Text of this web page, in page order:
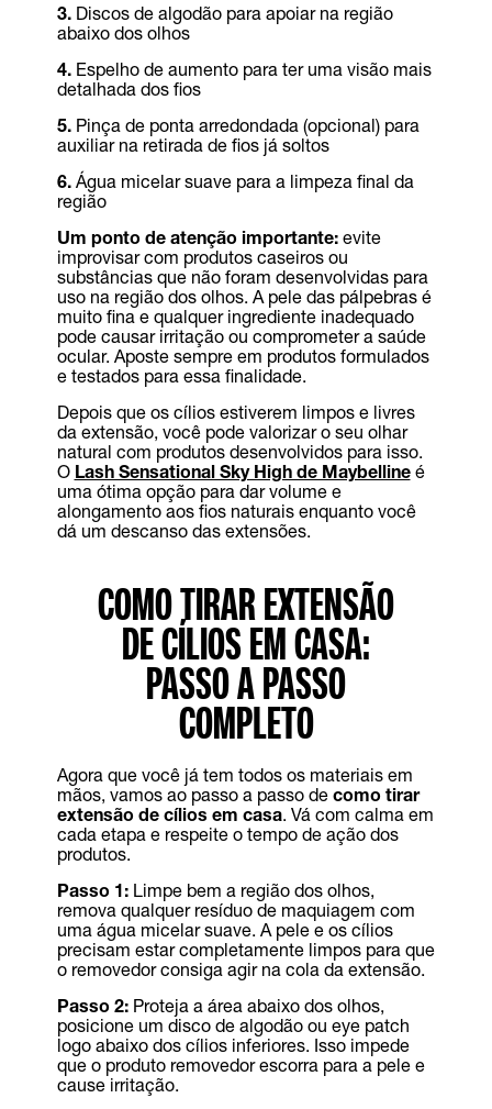
3. Discos de algodão para apoiar na região
abaixo dos olhos
4. Espelho de aumento para ter uma visão mais
detalhada dos fios
5. Pinça de ponta arredondada (opcional) para
auxiliar na retirada de fios já soltos
6.Água micelar suave para a limpeza final da
região
Um ponto de atenção importante:evite
improvisar com produtos caseiros ou
substâncias que não foram desenvolvidas para
uso na região dos olhos. A pele das pálpebras é
muito fina e qualquer ingrediente inadequado
pode causar irritação ou comprometer a saúde
ocular. Aposte sempre em produtos formulados
e testados para essa finalidade.
Depois que os cílios estiverem limpos e livres
da extensão, você pode valorizar o seu olhar
natural com produtos desenvolvidos para isso.
O Lash Sensational Sky High de Maybellineé
uma ótima opção para dar volume e
alongamento aos fios naturais enquanto você
dá um descanso das extensões.
COMO TIRAR EXTENSÃO
DE CÍLIOS EM CASA:
PASSO A PASSO
COMPLETO
Agora que você já tem todos os materiais em
mãos, vamos ao passo a passo decomo tirar
extensão de cílios em casa. Vá com calma em
cada etapa e respeite o tempo de ação dos
produtos.
Passo 1:Limpe bem a região dos olhos,
remova qualquer resíduo de maquiagem com
uma água micelar suave. A pele e os cílios
precisam estar completamente limpos para que
o removedor consiga agir na cola da extensão.
Passo 2:Proteja a área abaixo dos olhos,
posicione um disco de algodão ou eye patch
logo abaixo dos cílios inferiores. Isso impede
que o produto removedor escorra para a pele e
cause irritação.